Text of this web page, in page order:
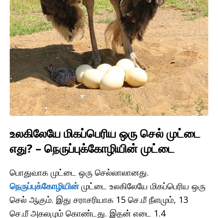
உலகிலேயே மிகப்பெரிய ஒரு செல் முட்டை
எது? – நெருப்புக்கோழியின் முட்டை
பொதுவாக முட்டை ஒரு செல்லாலானது.
நெருப்புக்கோழியின்முட்டை உலகிலேயே மிகப்பெரிய ஒரு
செல் ஆகும். இது சராசரியாக 15 செ.மீ நீளமும், 13
செ.மீ அகலமும் கொண்டது. இதன் எடை 1.4